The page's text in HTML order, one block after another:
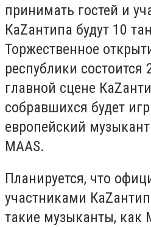
принимать гостей и
КаZантипа будут 10
Торжественное
республики
главной сцене
собравшихся будет
европейский
MAAS.
Планируется, что
участниками
такие музыканты, как